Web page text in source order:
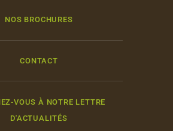
NOS BROCHURES
CONTACT
VOUS À NOTRE LETTRE
D'ACTUALITÉS